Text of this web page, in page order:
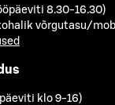
8.30-16.30)
võrgutasu/
klo 9-16)